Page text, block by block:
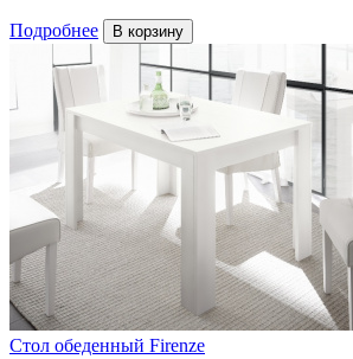
Подробнее В корзину
Стол обеденный Firenze